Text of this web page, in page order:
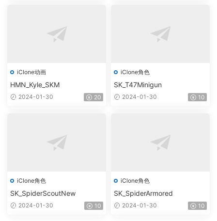
iClone动画
HMN_Kyle_SKM
2024-01-30 20
iClone角色
SK_T47Minigun
2024-01-30 10
iClone角色
SK_SpiderScoutNew
2024-01-30 10
iClone角色
SK_SpiderArmored
2024-01-30 10